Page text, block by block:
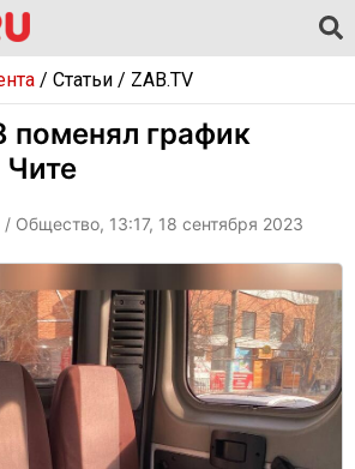
/ Статьи/ ZAB.TV
график
/ Общество, 13:17, 18 сентября 2023